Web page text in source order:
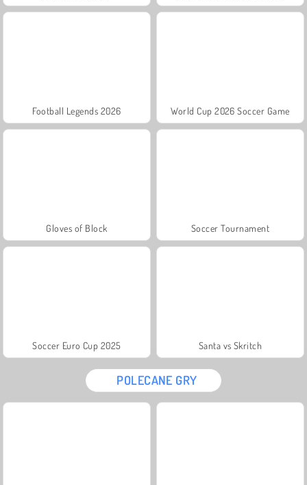
Football Legends 2026 World Cup 2026 Soccer Game
Gloves of Block Soccer Tournament
Soccer Euro Cup 2025 Santa vs Skritch
POLECANE GRY